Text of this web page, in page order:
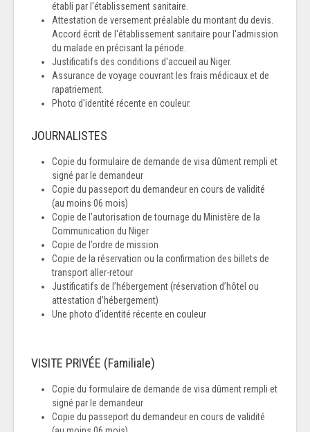
établi par l'établissement sanitaire.
Attestation de versement préalable du montant du devis.
Accord écrit de l'établissement sanitaire pour l'admission
du malade en précisant la période.
Justificatifs des conditions d'accueil au Niger.
Assurance de voyage couvrant les frais médicaux et de
rapatriement.
Photo d'identité récente en couleur.
JOURNALISTES
Copie du formulaire de demande de visa dûment rempli et
signé par le demandeur
Copie du passeport du demandeur en cours de validité
(au moins 06 mois)
Copie de l’autorisation de tournage du Ministère de la
Communication du Niger
Copie de l’ordre de mission
Copie de la réservation ou la confirmation des billets de
transport aller-retour
Justificatifs de l’hébergement (réservation d’hôtel ou
attestation d’hébergement)
Une photo d’identité récente en couleur
VISITE PRIVÉE (Familiale)
Copie du formulaire de demande de visa dûment rempli et
signé par le demandeur
Copie du passeport du demandeur en cours de validité